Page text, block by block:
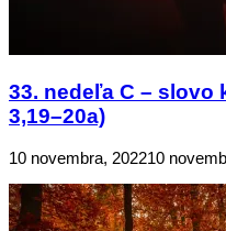
33. nedeľa C – slovo
3,19–20a)
10 novembra, 202210